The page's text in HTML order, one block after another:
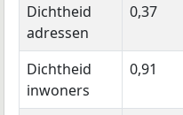
Dichtheid
adressen
0,37
Dichtheid
inwoners
0,91